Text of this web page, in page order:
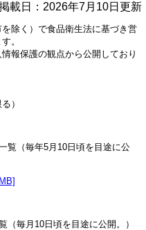
載日：2026年7月10日更新
除く）で食品衛生法に基づき営
。
報保護の観点から公開しており
）
覧（毎年5月10日頃を目途に公
（毎月10日頃を目途に公開。）